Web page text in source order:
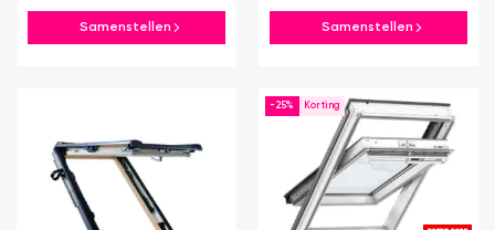
Samenstellen Samenstellen
-25%